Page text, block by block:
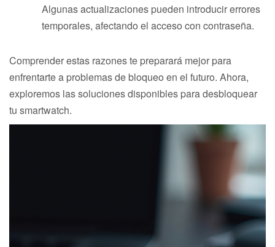
Algunas actualizaciones pueden introducir errores
temporales, afectando el acceso con contraseña.
Comprender estas razones te preparará mejor para
enfrentarte a problemas de bloqueo en el futuro. Ahora,
exploremos las soluciones disponibles para desbloquear
tu smartwatch.